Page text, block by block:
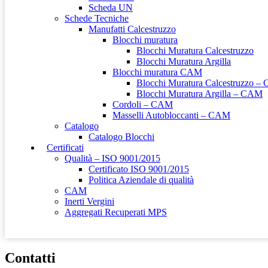
Scheda UN
Schede Tecniche
Manufatti Calcestruzzo
Blocchi muratura
Blocchi Muratura Calcestruzzo
Blocchi Muratura Argilla
Blocchi muratura CAM
Blocchi Muratura Calcestruzzo –
Blocchi Muratura Argilla – CAM
Cordoli – CAM
Masselli Autobloccanti – CAM
Catalogo
Catalogo Blocchi
Certificati
Qualità – ISO 9001/2015
Certificato ISO 9001/2015
Politica Aziendale di qualità
CAM
Inerti Vergini
Aggregati Recuperati MPS
Contatti